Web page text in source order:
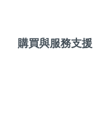
購買與服務支援